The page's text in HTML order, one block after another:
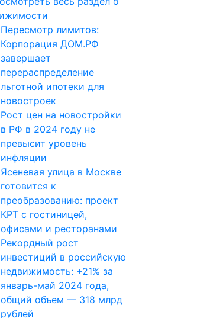
Пересмотр лимитов:
Корпорация ДОМ.РФ
завершает
перераспределение
льготной ипотеки для
новостроек
Рост цен на новостройки
в РФ в 2024 году не
превысит уровень
инфляции
Ясеневая улица в Москве
готовится к
преобразованию: проект
КРТ с гостиницей,
офисами и ресторанами
Рекордный рост
инвестиций в российскую
недвижимость: +21% за
январь-май 2024 года,
общий объем — 318 млрд
рублей